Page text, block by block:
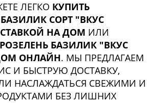
ЛЕГКО КУПИТЬ
СОРТ "ВКУС
НА ДОМ ИЛИ
БАЗИЛИК "ВКУС
ОНЛАЙН. МЫ ПРЕДЛАГАЕМ
И БЫСТРУЮ ДОСТАВКУ,
НАСЛАЖДАТЬСЯ СВЕЖИМИ И
БЕЗ ЛИШНИХ